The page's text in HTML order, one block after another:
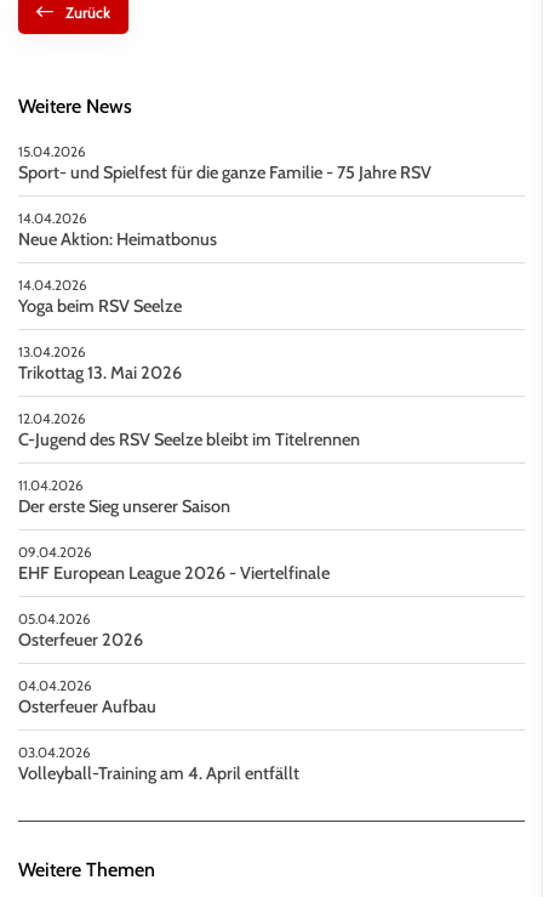
Zurück
Weitere News
15.04.2026
Sport- und Spielfest für die ganze Familie - 75 Jahre RSV
14.04.2026
Neue Aktion: Heimatbonus
14.04.2026
Yoga beim RSV Seelze
13.04.2026
Trikottag 13. Mai 2026
12.04.2026
C-Jugend des RSV Seelze bleibt im Titelrennen
11.04.2026
Der erste Sieg unserer Saison
09.04.2026
EHF European League 2026 - Viertelfinale
05.04.2026
Osterfeuer 2026
04.04.2026
Osterfeuer Aufbau
03.04.2026
Volleyball-Training am 4. April entfällt
Weitere Themen